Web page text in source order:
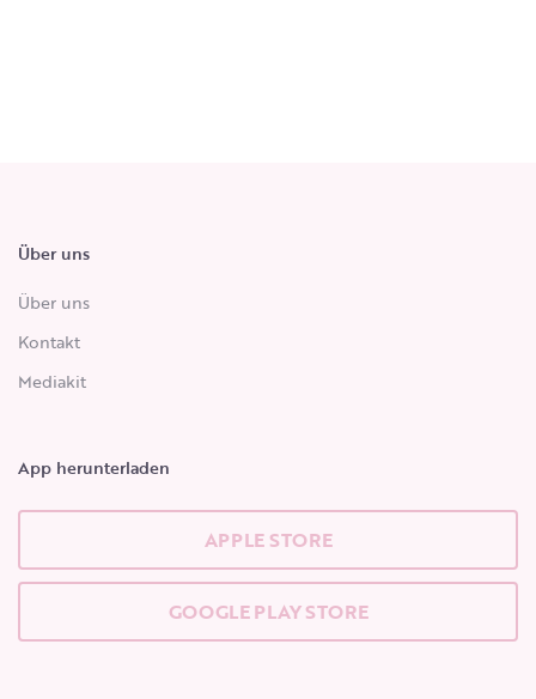
Über uns
Über uns
Kontakt
Mediakit
App herunterladen
APPLE STORE
GOOGLE PLAY STORE